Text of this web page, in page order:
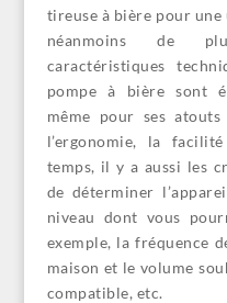
tireuse à bière pour
néanmoins de
caractéristiques
pompe à bière sont
même pour ses
l’ergonomie, la
temps, il y a aussi les
de déterminer
niveau dont vous
exemple, la fréquence
maison et le volume
compatible, etc.